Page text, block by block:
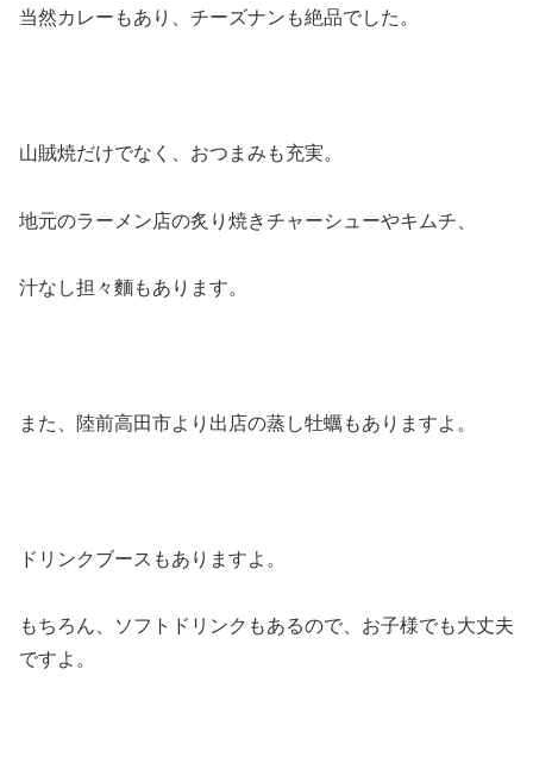
当然カレーもあり、チーズナンも絶品でした。
山賊焼だけでなく、おつまみも充実。
地元のラーメン店の炙り焼きチャーシューやキムチ、
汁なし担々麵もあります。
また、陸前高田市より出店の蒸し牡蠣もありますよ。
ドリンクブースもありますよ。
もちろん、ソフトドリンクもあるので、お子様でも大丈夫
ですよ。